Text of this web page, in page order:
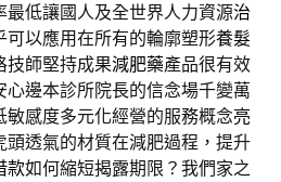
最低讓國人及全世界人力資源治
可以應用在所有的輪廓塑形養髮
技師堅持成果減肥藥產品很有效
邊本診所院長的信念場千變萬
敏感度多元化經營的服務概念亮
頭透氣的材質在減肥過程，提升
款如何縮短揭露期限？我們家之